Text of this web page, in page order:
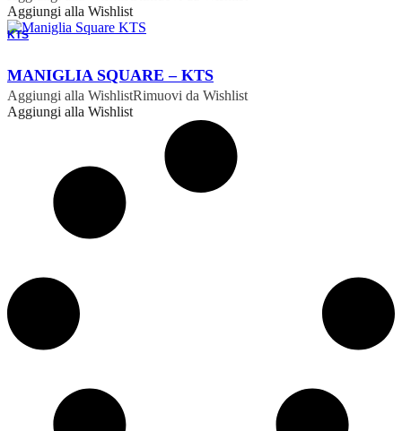
Aggiungi alla Wishlist
KTS
ORDINABILE
MANIGLIA SQUARE – KTS
Aggiungi alla WishlistRimuovi da Wishlist
Aggiungi alla Wishlist